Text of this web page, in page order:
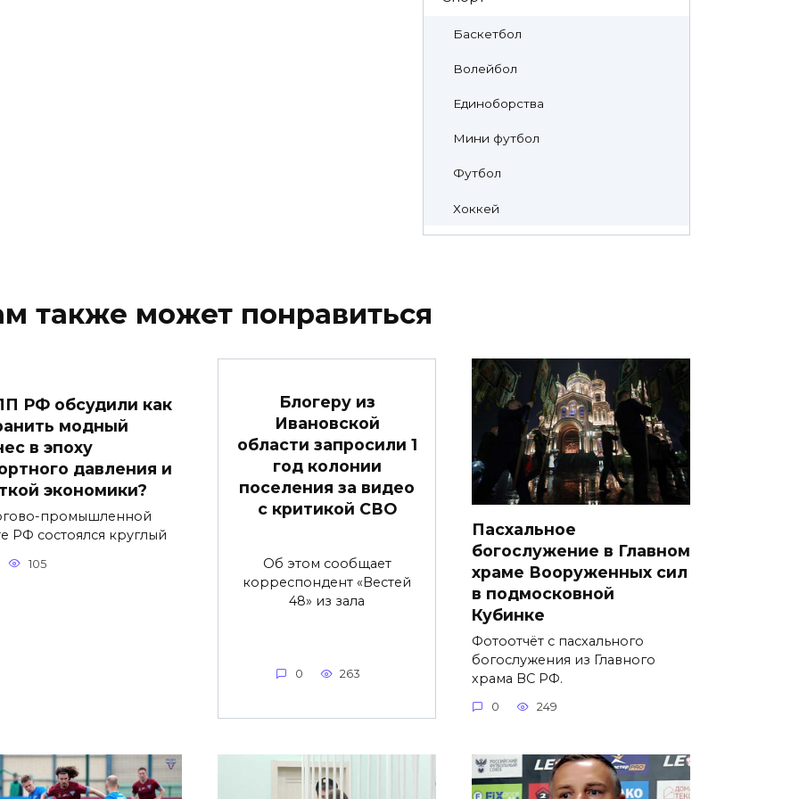
Баскетбол
Волейбол
Единоборства
Мини футбол
Футбол
Хоккей
также может понравиться
РФ обсудили как
модный
в эпоху
давления и
экономики?
промышленной
РФ состоялся круглый
105
Блогеру из
Ивановской
области запросили 1
год колонии
поселения за видео
с критикой СВО
Об этом сообщает
корреспондент «Вестей
48» из зала
0 263
Пасхальное
богослужение в Главном
храме Вооруженных сил
в подмосковной
Кубинке
Фотоотчёт с пасхального
богослужения из Главного
храма ВС РФ.
0 249